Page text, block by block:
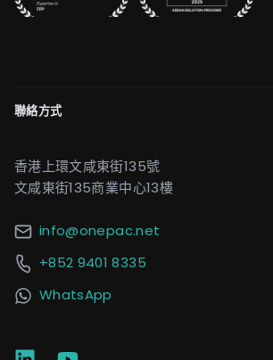
聯絡方式
香港上環文咸東街135號
文咸東街135商業中心13樓
info@onepac.net
+852 9401 8335
WhatsApp